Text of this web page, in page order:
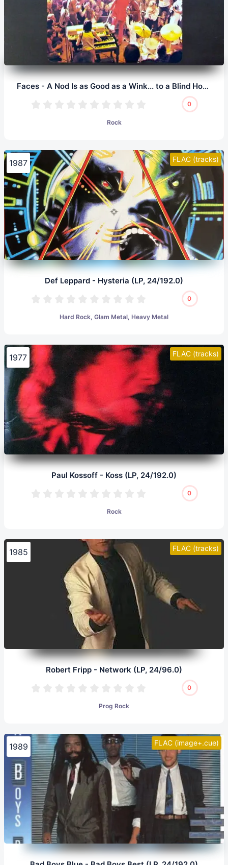
Faces - A Nod Is as Good as a Wink... to a Blind Horse (LP, 24/96.0)
0
Rock
FLAC (tracks)
1987
Def Leppard - Hysteria (LP, 24/192.0)
0
Hard Rock, Glam Metal, Heavy Metal
FLAC (tracks)
1977
Paul Kossoff - Koss (LP, 24/192.0)
0
Rock
FLAC (tracks)
1985
Robert Fripp - Network (LP, 24/96.0)
0
Prog Rock
FLAC (image+.cue)
1989